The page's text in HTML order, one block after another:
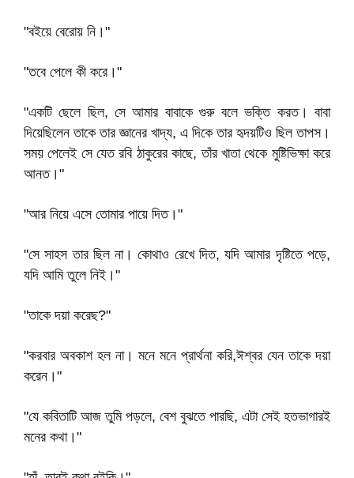
"বইয়ে বেরোয় নি।"
"তবে পেলে কী করে।"
"একটি ছেলে ছিল, সে আমার বাবাকে গুরু বলে ভক্তি করত। বাবা
দিয়েছিলেন তাকে তার জ্ঞানের খাদ্য, এ দিকে তার হৃদয়টিও ছিল তাপস।
সময় পেলেই সে যেত রবি ঠাকুরের কাছে, তাঁর খাতা থেকে মুষ্টিভিক্ষা করে
আনত।"
"আর নিয়ে এসে তোমার পায়ে দিত।"
"সে সাহস তার ছিল না। কোথাও রেখে দিত, যদি আমার দৃষ্টিতে পড়ে,
যদি আমি তুলে নিই।"
"তাকে দয়া করেছ?"
"করবার অবকাশ হল না। মনে মনে প্রার্থনা করি,ঈশ্বর যেন তাকে দয়া
করেন।"
"যে কবিতাটি আজ তুমি পড়লে, বেশ বুঝতে পারছি, এটা সেই হতভাগারই
মনের কথা।"